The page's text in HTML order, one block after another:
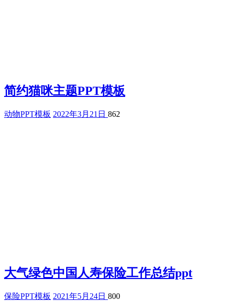
简约猫咪主题PPT模板
动物PPT模板 2022年3月21日 862
大气绿色中国人寿保险工作总结ppt
保险PPT模板 2021年5月24日 800